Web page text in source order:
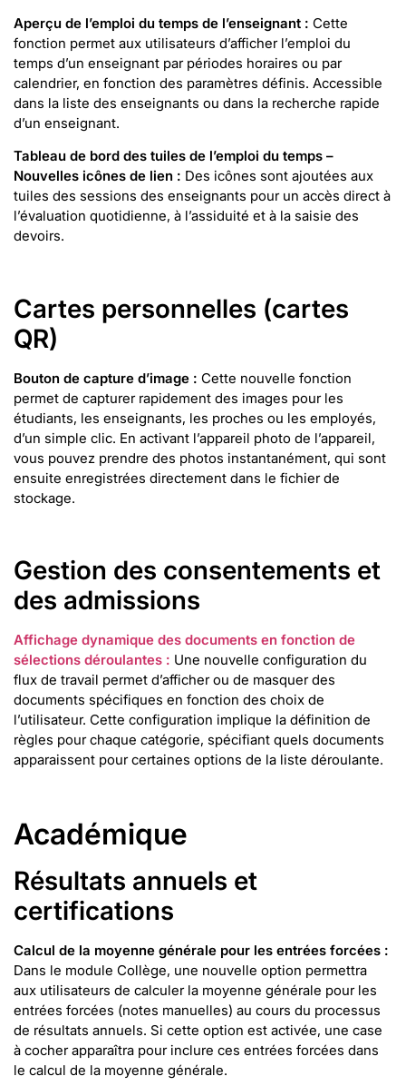
Aperçu de l’emploi du temps de l’enseignant : Cette
fonction permet aux utilisateurs d’afficher l’emploi du
temps d’un enseignant par périodes horaires ou par
calendrier, en fonction des paramètres définis. Accessible
dans la liste des enseignants ou dans la recherche rapide
d’un enseignant.
Tableau de bord des tuiles de l’emploi du temps –
Nouvelles icônes de lien : Des icônes sont ajoutées aux
tuiles des sessions des enseignants pour un accès direct à
l’évaluation quotidienne, à l’assiduité et à la saisie des
devoirs.
Cartes personnelles (cartes
QR)
Bouton de capture d’image : Cette nouvelle fonction
permet de capturer rapidement des images pour les
étudiants, les enseignants, les proches ou les employés,
d’un simple clic. En activant l’appareil photo de l’appareil,
vous pouvez prendre des photos instantanément, qui sont
ensuite enregistrées directement dans le fichier de
stockage.
Gestion des consentements et
des admissions
Affichage dynamique des documents en fonction de
sélections déroulantes : Une nouvelle configuration du
flux de travail permet d’afficher ou de masquer des
documents spécifiques en fonction des choix de
l’utilisateur. Cette configuration implique la définition de
règles pour chaque catégorie, spécifiant quels documents
apparaissent pour certaines options de la liste déroulante.
Académique
Résultats annuels et
certifications
Calcul de la moyenne générale pour les entrées forcées :
Dans le module Collège, une nouvelle option permettra
aux utilisateurs de calculer la moyenne générale pour les
entrées forcées (notes manuelles) au cours du processus
de résultats annuels. Si cette option est activée, une case
à cocher apparaîtra pour inclure ces entrées forcées dans
le calcul de la moyenne générale.